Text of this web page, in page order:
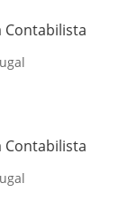
Contabilista
Contabilista